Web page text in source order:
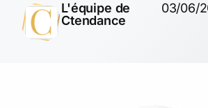
L'équipe de
Ctendance
03/06/